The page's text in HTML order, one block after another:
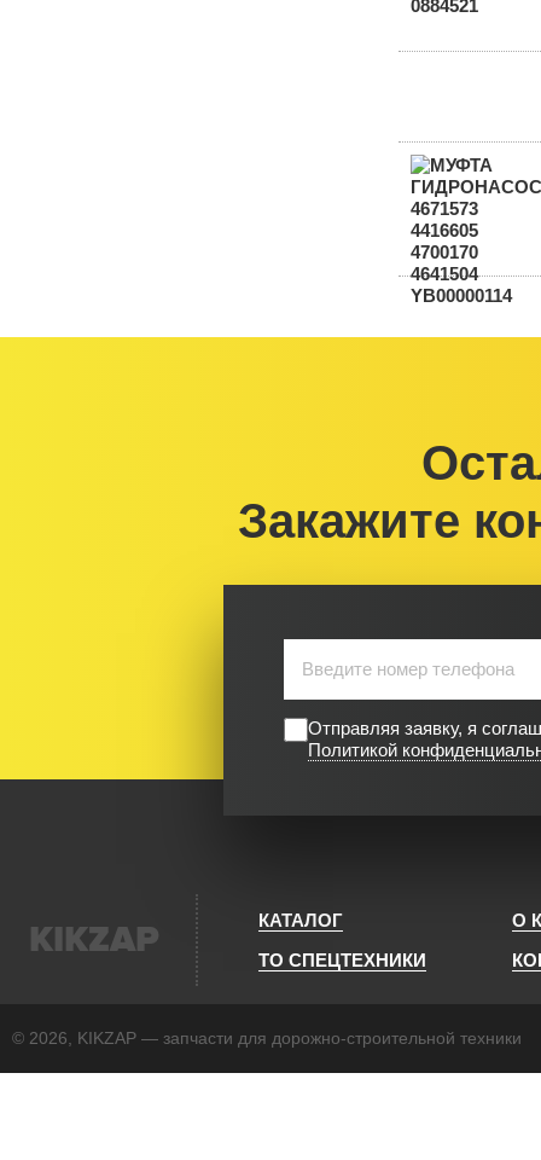
Закажите
Отправляя заявку, я
Политикой
KIKZAP КАТАЛОГ
О
ТО СПЕЦТЕХНИКИ
© 2026, KIKZAP — запчасти для дорожно-строительной техники